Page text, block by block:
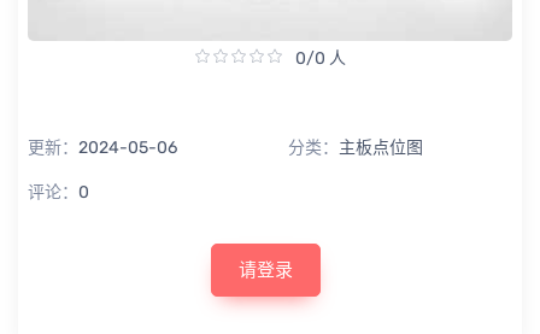
0/0 人
更新： 2024-05-06 分类： 主板点位图
评论： 0
请登录